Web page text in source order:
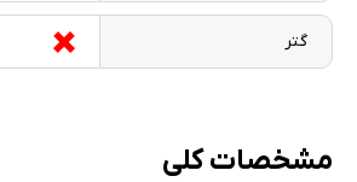
گتر
مشخصات کلی